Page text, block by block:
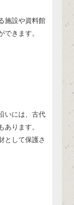
施設や資料館
できます。
いには、古代
あります。
として保護さ